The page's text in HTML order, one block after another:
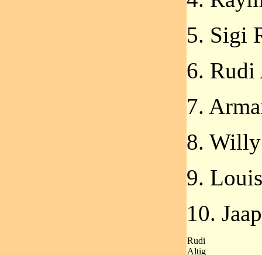
5. Sigi
6.
7.
8. Willy
9.
10.
Rudi
Altig